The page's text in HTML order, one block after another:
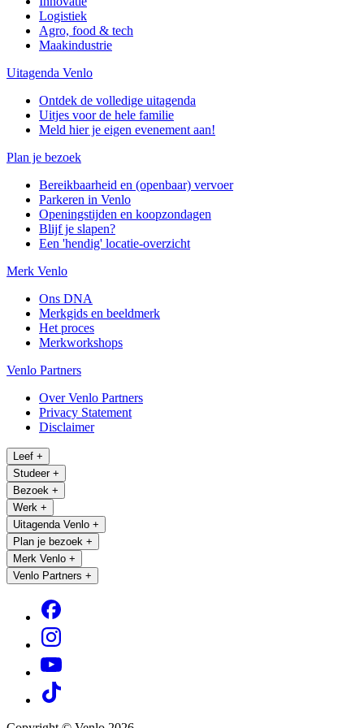
Logistiek
Agro, food & tech
Maakindustrie
Uitagenda Venlo
Ontdek de volledige uitagenda
Uitjes voor de hele familie
Meld hier je eigen evenement aan!
Plan je bezoek
Bereikbaarheid en (openbaar) vervoer
Parkeren in Venlo
Openingstijden en koopzondagen
Blijf je slapen?
Een 'hendig' locatie-overzicht
Merk Venlo
Ons DNA
Merkgids en beeldmerk
Het proces
Merkworkshops
Venlo Partners
Over Venlo Partners
Privacy Statement
Disclaimer
Leef +
Studeer +
Bezoek +
Werk +
Uitagenda Venlo +
Plan je bezoek +
Merk Venlo +
Venlo Partners +